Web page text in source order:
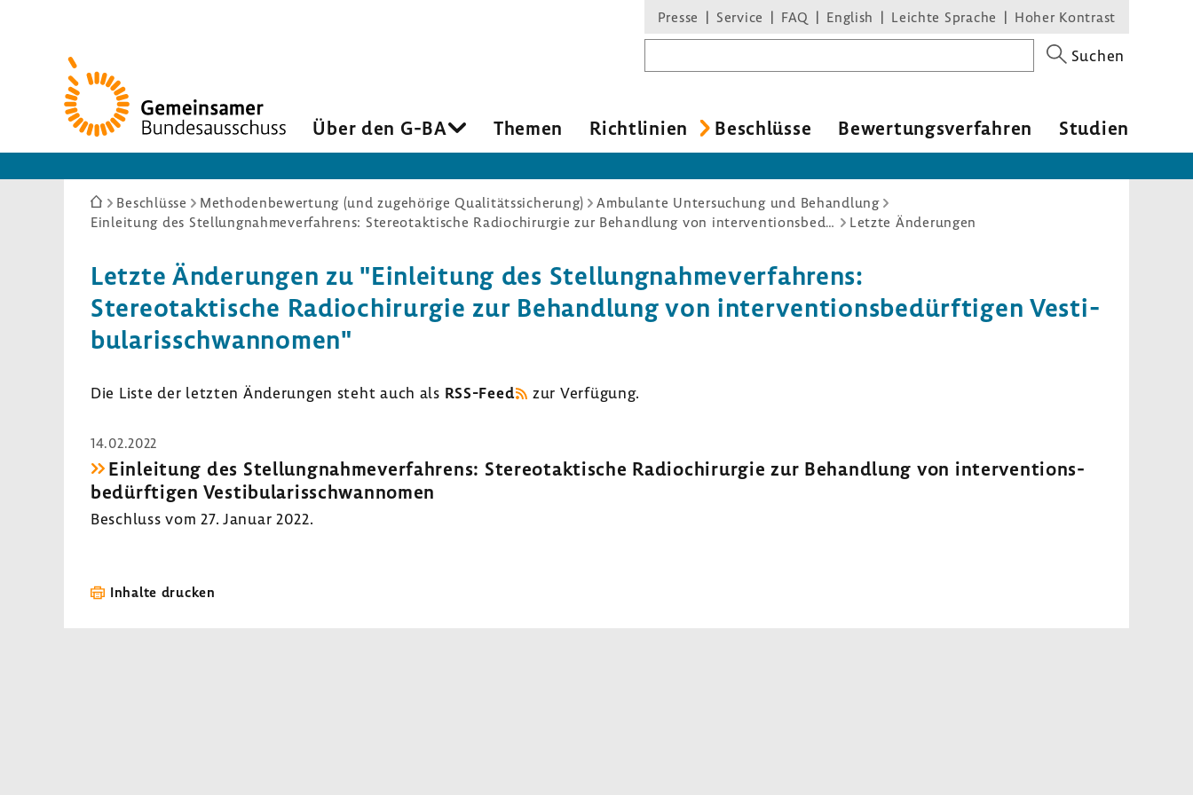
Zur
Startseite
Presse Service FAQ English Leichte Sprache Hoher Kontrast
Suchen
Über den G-BA Themen Richt­li­nien Beschlüsse Bewer­tungs­ver­fahren Studien
Sie
sind
Beschlüsse Methodenbewertung (und zugehörige Qualitätssicherung)
Ambulante Untersuchung und Behandlung
Einleitung des Stellungnahmeverfahrens: Stereotaktische Radiochirurgie zur Behandlung von interventionsbedürftigen Vestibularisschwannomen
Letzte Änderungen
Letzte Ände­rungen zu "Einlei­tung des Stel­lung­nah­me­ver­fah­rens:
Stereotak­ti­sche Radio­chir­urgie zur Behand­lung von inter­ven­ti­ons­be­dürf­tigen Vesti­
bu­la­ris­schwan­nomen"
Die Liste der letzten Ände­rungen steht auch als RSS-​Feed zur Verfü­gung.
14.02.2022
Einlei­tung des Stel­lung­nah­me­ver­fah­rens: Stereotak­ti­sche Radio­chir­urgie zur Behand­lung von inter­ven­ti­ons­
be­dürf­tigen Vesti­bu­la­ris­schwan­nomen
Beschluss vom 27. Januar 2022.
Inhalte drucken